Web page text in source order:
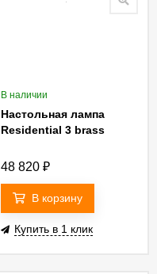
В наличии
Настольная лампа
Residential 3 brass
48 820 ₽
В корзину
Купить в 1 клик